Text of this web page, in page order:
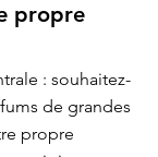
propre
: souhaitez-
de grandes
propre